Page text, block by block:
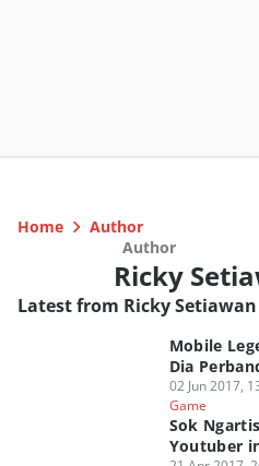
Home
Author
Author
Ricky
Latest from Ricky Setiawan
Mobile
Dia
02 Jun 2017,
Game
Sok
Youtuber